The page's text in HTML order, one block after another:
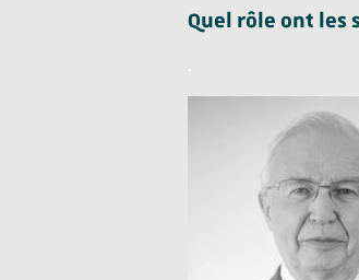
Quel rôle ont les
.